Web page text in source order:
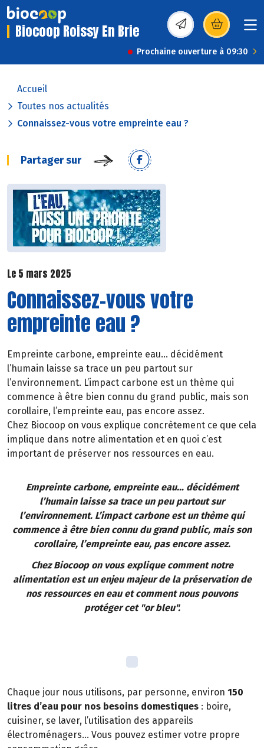
Biocoop Roissy En Brie (s’ouvre dans une
Prochaine ouverture à 09:30
Accueil
Toutes nos actualités
Connaissez-vous votre empreinte eau ?
Partager sur
Le 5 mars 2025
Connaissez-vous votre
empreinte eau ?
Empreinte carbone, empreinte eau… décidément
l’humain laisse sa trace un peu partout sur
l’environnement. L’impact carbone est un thème qui
commence à être bien connu du grand public, mais son
corollaire, l’empreinte eau, pas encore assez.
Chez Biocoop on vous explique concrètement ce que cela
implique dans notre alimentation et en quoi c’est
important de préserver nos ressources en eau.
Empreinte carbone, empreinte eau… décidément
l’humain laisse sa trace un peu partout sur
l’environnement. L’impact carbone est un thème qui
commence à être bien connu du grand public, mais son
corollaire, l’empreinte eau, pas encore assez.
Chez Biocoop on vous explique comment notre
alimentation est un enjeu majeur de la préservation de
nos ressources en eau et comment nous pouvons
protéger cet "or bleu".
Chaque jour nous utilisons, par personne, environ 150
litres d’eau pour nos besoins domestiques : boire,
cuisiner, se laver, l’utilisation des appareils
électroménagers… Vous pouvez estimer votre propre